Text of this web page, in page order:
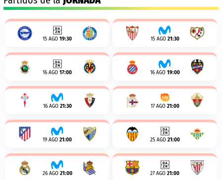
15 AGO 19:30 15 AGO 21:30
16 AGO 17:00 16 AGO 19:00
16 AGO 21:30 17 AGO 21:00
19 AGO 21:00 25 AGO 21:00
26 AGO 21:00 27 AGO 21:00